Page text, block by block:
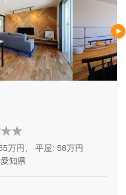
万円、 平屋: 58万円
愛知県